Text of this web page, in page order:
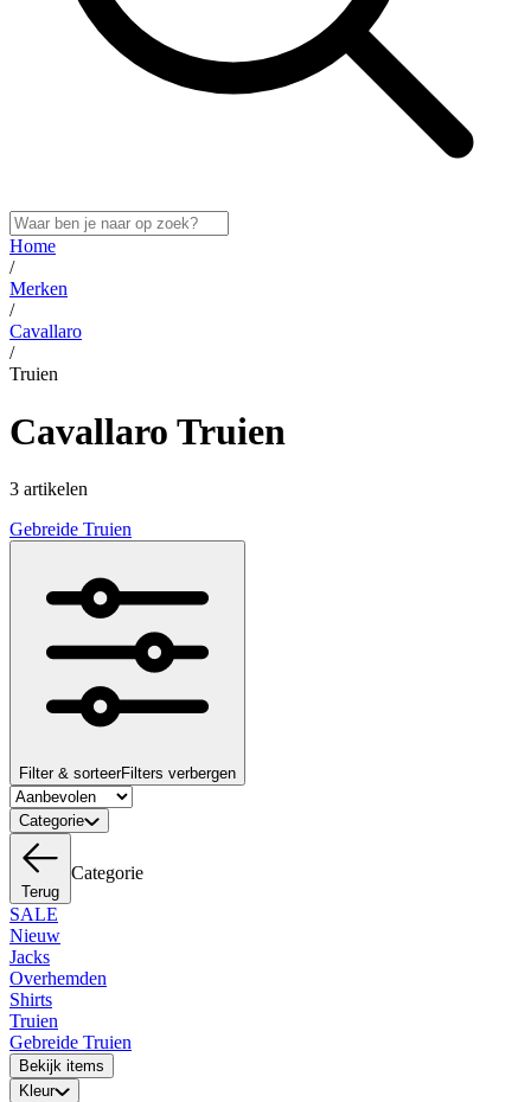
Home
/
Merken
/
Cavallaro
/
Truien
Cavallaro Truien
3 artikelen
Gebreide Truien
Filter & sorteerFilters verbergen
Categorie
Terug
Categorie
SALE
Nieuw
Jacks
Overhemden
Shirts
Truien
Gebreide Truien
Bekijk items
Kleur